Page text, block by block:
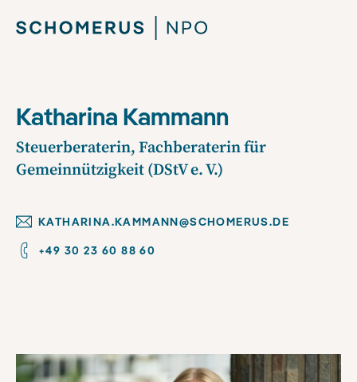
Katharina Kammann
Steuerberaterin, Fachberaterin für
Gemeinnützigkeit (DStV e. V.)
KATHARINA.KAMMANN@SCHOMERUS.DE
+49 30 23 60 88 60